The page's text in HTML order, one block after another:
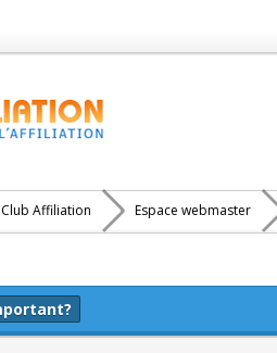
Affiliation Espace webmaster